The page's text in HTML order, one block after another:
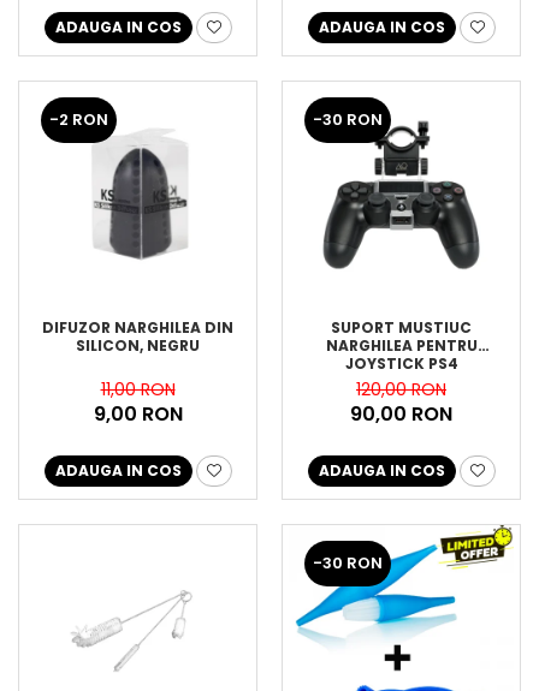
ADAUGA IN COS ADAUGA IN COS
-2 RON
DIFUZOR NARGHILEA DIN
SILICON, NEGRU
11,00 RON
9,00 RON
ADAUGA IN COS
-30 RON
SUPORT MUSTIUC
NARGHILEA PENTRU
JOYSTICK PS4
120,00 RON
90,00 RON
ADAUGA IN COS
-30 RON